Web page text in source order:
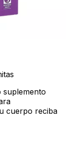
suplemento
cuerpo reciba